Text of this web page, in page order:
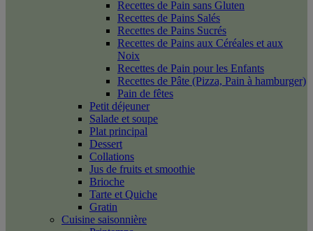
Recettes de Pain sans Gluten
Recettes de Pains Salés
Recettes de Pains Sucrés
Recettes de Pains aux Céréales et aux
Noix
Recettes de Pain pour les Enfants
Recettes de Pâte (Pizza, Pain à hamburger)
Pain de fêtes
Petit déjeuner
Salade et soupe
Plat principal
Dessert
Collations
Jus de fruits et smoothie
Brioche
Tarte et Quiche
Gratin
Cuisine saisonnière